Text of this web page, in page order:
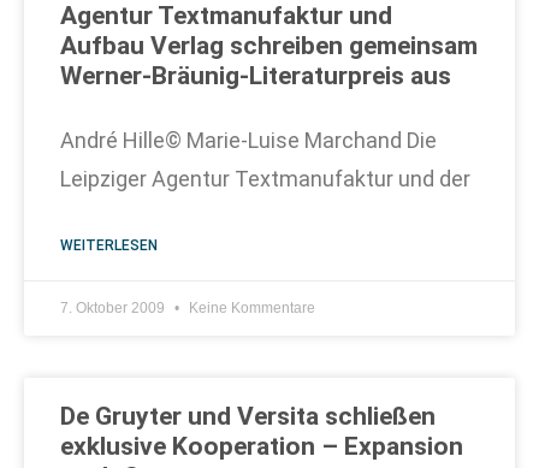
Agentur Textmanufaktur und
Aufbau Verlag schreiben gemeinsam
Werner-Bräunig-Literaturpreis aus
André Hille© Marie-Luise Marchand Die
Leipziger Agentur Textmanufaktur und der
WEITERLESEN
7. Oktober 2009 Keine Kommentare
De Gruyter und Versita schließen
exklusive Kooperation – Expansion